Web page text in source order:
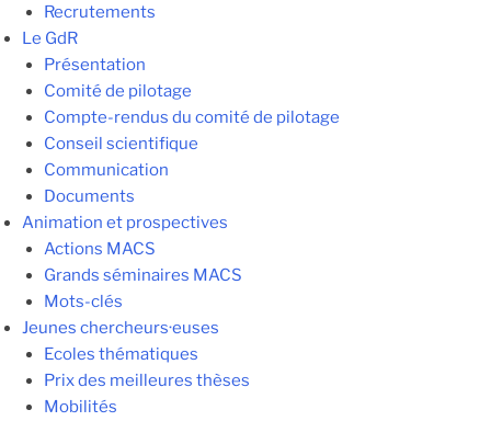
Recrutements
Le GdR
Présentation
Comité de pilotage
Compte-rendus du comité de pilotage
Conseil scientifique
Communication
Documents
Animation et prospectives
Actions MACS
Grands séminaires MACS
Mots-clés
Jeunes chercheurs·euses
Ecoles thématiques
Prix des meilleures thèses
Mobilités